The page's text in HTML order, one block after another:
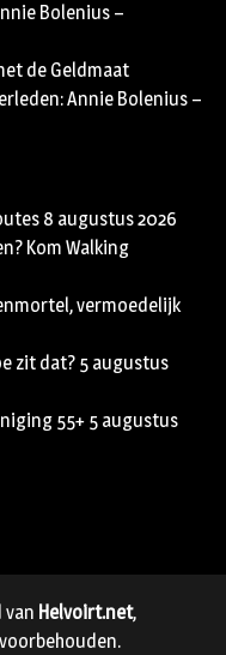
Bolenius –
de Geldmaat
Annie Bolenius –
8 augustus 2026
Kom Walking
vermoedelijk
zit dat? 5 augustus
55+ 5 augustus
Helvoirt.net,